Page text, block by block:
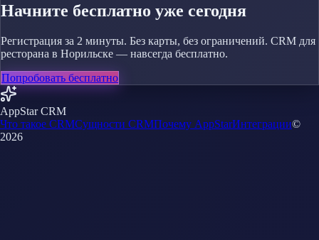
Начните бесплатно уже сегодня
Регистрация за 2 минуты. Без карты, без ограничений. CRM для
ресторана в Норильске — навсегда бесплатно.
Попробовать бесплатно
AppStar CRM
Что такое CRMСущности CRMПочему AppStarИнтеграции©
2026